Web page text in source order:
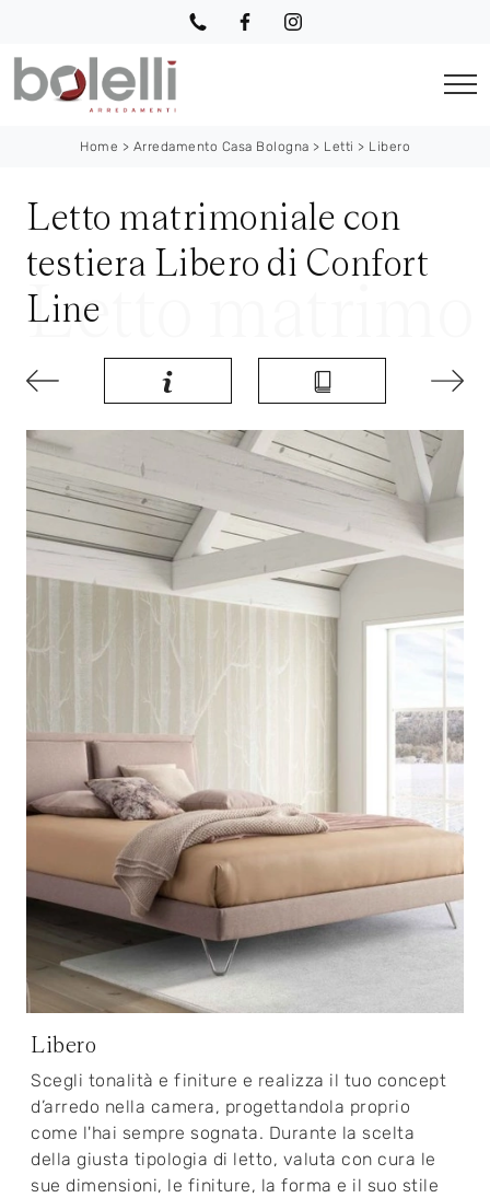
Home > Arredamento Casa Bologna > Letti > Libero
Letto matrimoniale con
testiera Libero di Confort
Line
Libero
Scegli tonalità e finiture e realizza il tuo concept
d’arredo nella camera, progettandola proprio
come l'hai sempre sognata. Durante la scelta
della giusta tipologia di letto, valuta con cura le
sue dimensioni, le finiture, la forma e il suo stile